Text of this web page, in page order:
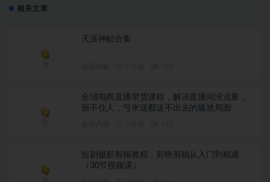
相关文章
天涯神贴合集
全域电商直播带货课程，解决直播间没流量，
留不住人，亏米送都送不出去的尴尬局面
短剧摄影剪辑教程，剪映剪辑从入门到精通
（30节视频课）